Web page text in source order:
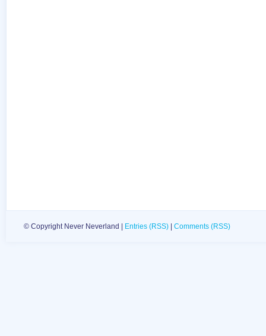
© Copyright Never Neverland | Entries (RSS) Comments (RSS)